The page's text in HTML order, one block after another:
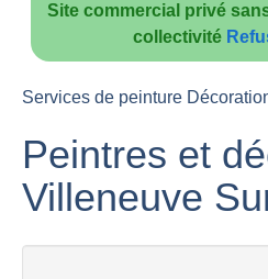
Site commercial privé
collectivité
Services de peinture
Peintres et
Villeneuve